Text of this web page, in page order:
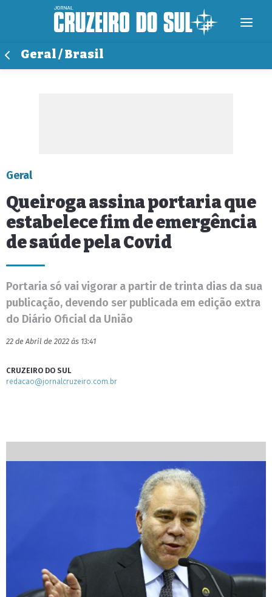
Geral / Brasil
Geral
Queiroga assina portaria que
estabelece fim de emergência
de saúde pela Covid
Portaria só vai vigorar a partir de trinta dias da sua
publicação, devendo ser publicada em edição extra
do Diário Oficial da União
22 de Abril de 2022 às 13:41
CRUZEIRO DO SUL
redacao@jornalcruzeiro.com.br